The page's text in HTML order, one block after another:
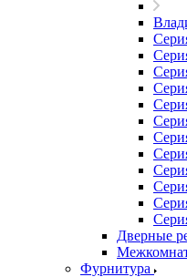
Дверные
Фурнитура